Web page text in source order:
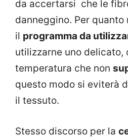
da accertarsi che le
danneggino. Per quanto
il programma da
utilizzarne uno delicato,
temperatura che non
questo modo si eviterà
il tessuto.
Stesso discorso per la